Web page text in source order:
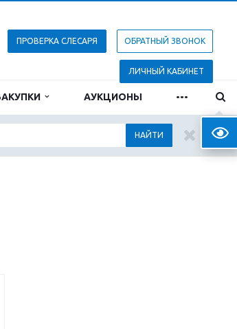
ПРОВЕРКА СЛЕСАРЯ ОБРАТНЫЙ ЗВОНОК
ЛИЧНЫЙ КАБИНЕТ
АУКЦИОНЫ ...
НАЙТИ